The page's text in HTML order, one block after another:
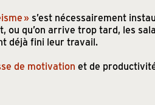
» s’est nécessairement
qu’on arrive trop tard, les
déjà fini leur travail.
de motivation et de